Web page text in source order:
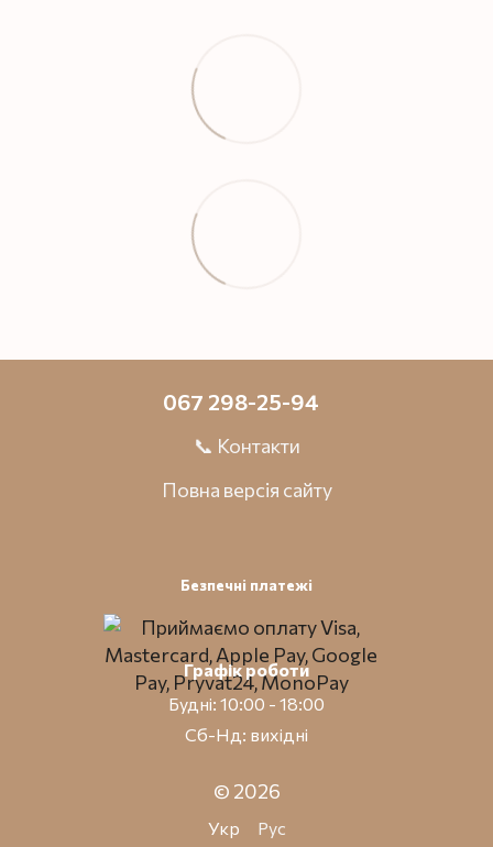
067 298-25-94
📞 Контакти
Повна версія сайту
Безпечні платежі
Графік роботи
Будні: 10:00 - 18:00
Сб-Нд: вихідні
© 2026
Укр Рус